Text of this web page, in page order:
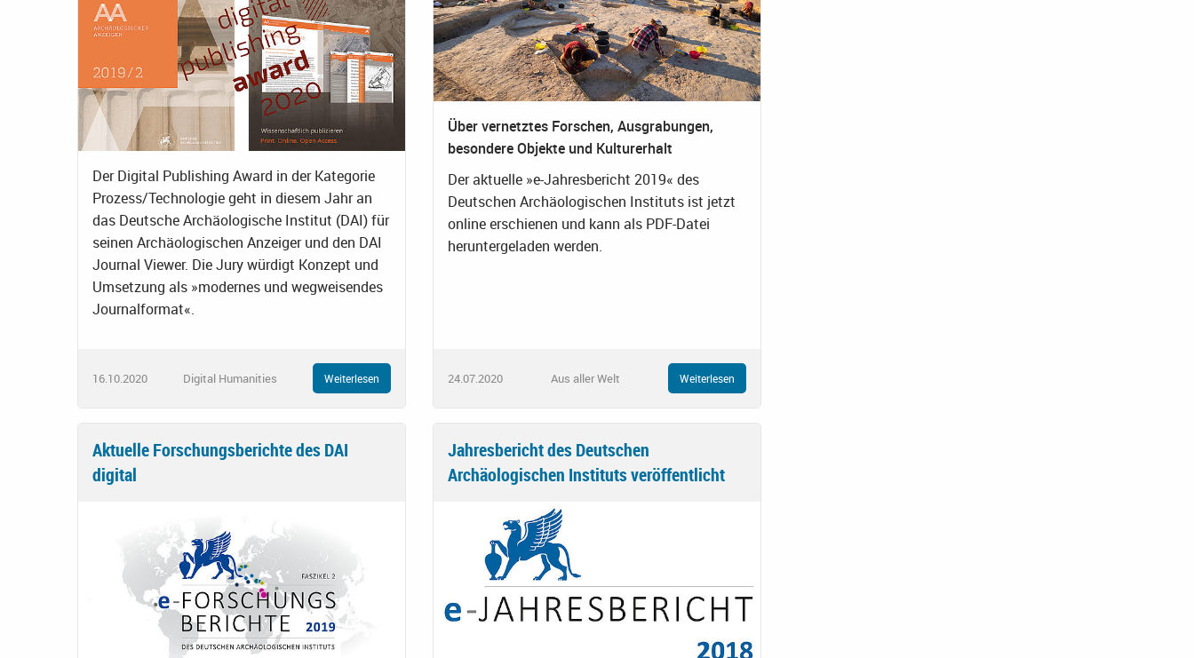
Der Digital Publishing Award in der Kategorie
Prozess/Technologie geht in diesem Jahr an
das Deutsche Archäologische Institut (DAI) für
seinen Archäologischen Anzeiger und den DAI
Journal Viewer. Die Jury würdigt Konzept und
Umsetzung als »modernes und wegweisendes
Journalformat«.
16.10.2020 Digital Humanities Weiterlesen
Über vernetztes Forschen, Ausgrabungen,
besondere Objekte und Kulturerhalt
Der aktuelle »e-Jahresbericht 2019« des
Deutschen Archäologischen Instituts ist jetzt
online erschienen und kann als PDF-Datei
heruntergeladen werden.
24.07.2020 Aus aller Welt Weiterlesen
Aktuelle Forschungsberichte des DAI
digital
Jahresbericht des Deutschen
Archäologischen Instituts veröffentlicht